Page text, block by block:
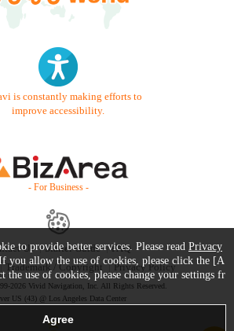
is constantly making efforts to
improve accessibility.
- For Business -
Us Starter Guide
FAQ
Trademark / Copyright Privacy Policy
2026 Vivid Navigation, Inc. All Rights Reserved.
US (43) @ Los Angeles Data Center
to provide better services. Please read Privacy
you allow the use of cookies, please click the [A
use of cookies, please change your settings fr